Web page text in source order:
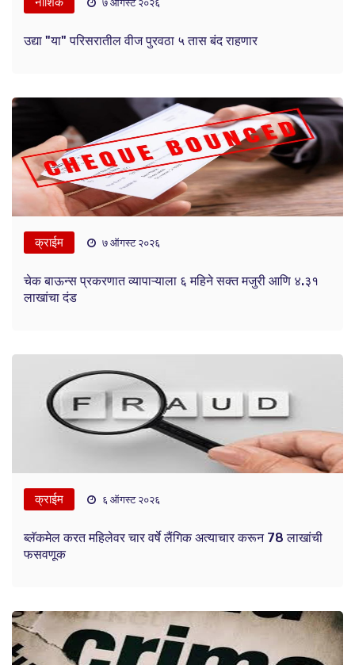
७ ऑगस्ट २०२६
उद्या "या" परिसरातील वीज पुरवठा ५ तास बंद राहणार
क्राईम ७ ऑगस्ट २०२६
चेक बाऊन्स प्रकरणात व्यापाऱ्याला ६ महिने सक्त मजुरी आणि ४.३१
लाखांचा दंड
क्राईम ६ ऑगस्ट २०२६
ब्लॅकमेल करत महिलेवर चार वर्षे लैंगिक अत्याचार करून 78 लाखांची
फसवणूक